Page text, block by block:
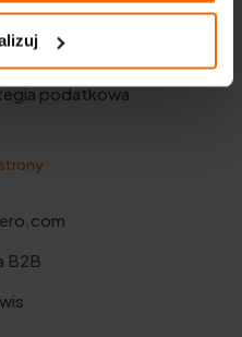
podatkowa
B2B